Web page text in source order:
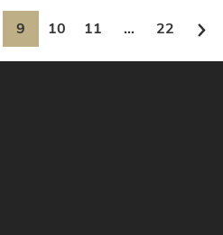
9 10 11 ... 22